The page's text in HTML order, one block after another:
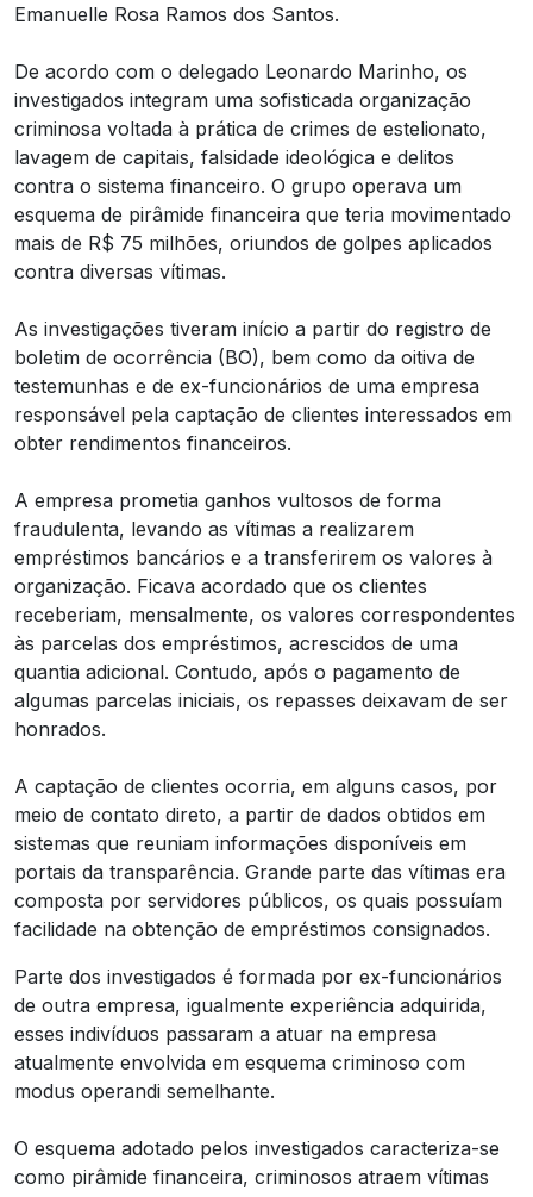
Emanuelle Rosa Ramos dos Santos.
De acordo com o delegado Leonardo Marinho, os
investigados integram uma sofisticada organização
criminosa voltada à prática de crimes de estelionato,
lavagem de capitais, falsidade ideológica e delitos
contra o sistema financeiro. O grupo operava um
esquema de pirâmide financeira que teria movimentado
mais de R$ 75 milhões, oriundos de golpes aplicados
contra diversas vítimas.
As investigações tiveram início a partir do registro de
boletim de ocorrência (BO), bem como da oitiva de
testemunhas e de ex-funcionários de uma empresa
responsável pela captação de clientes interessados em
obter rendimentos financeiros.
A empresa prometia ganhos vultosos de forma
fraudulenta, levando as vítimas a realizarem
empréstimos bancários e a transferirem os valores à
organização. Ficava acordado que os clientes
receberiam, mensalmente, os valores correspondentes
às parcelas dos empréstimos, acrescidos de uma
quantia adicional. Contudo, após o pagamento de
algumas parcelas iniciais, os repasses deixavam de ser
honrados.
A captação de clientes ocorria, em alguns casos, por
meio de contato direto, a partir de dados obtidos em
sistemas que reuniam informações disponíveis em
portais da transparência. Grande parte das vítimas era
composta por servidores públicos, os quais possuíam
facilidade na obtenção de empréstimos consignados.
Parte dos investigados é formada por ex-funcionários
de outra empresa, igualmente experiência adquirida,
esses indivíduos passaram a atuar na empresa
atualmente envolvida em esquema criminoso com
modus operandi semelhante.
O esquema adotado pelos investigados caracteriza-se
como pirâmide financeira, criminosos atraem vítimas